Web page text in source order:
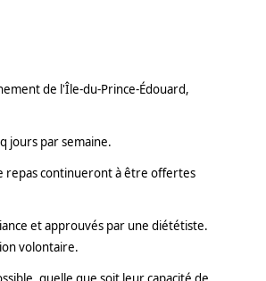
de l'Île-du-Prince-Édouard,
jours par semaine.
repas continueront à être offertes
et approuvés par une diététiste.
volontaire.